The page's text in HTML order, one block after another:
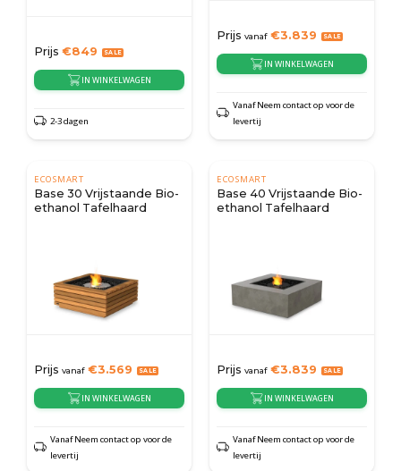
Prijs €849
IN WINKELWAGEN
2-3 dagen
Prijs vanaf€3.839
IN WINKELWAGEN
Vanaf Neem contact op voor de
levertij
ECOSMART
Base 30 Vrijstaande Bio-
ethanol Tafelhaard
Prijs vanaf€3.569
IN WINKELWAGEN
Vanaf Neem contact op voor de
levertij
ECOSMART
Base 40 Vrijstaande Bio-
ethanol Tafelhaard
Prijs vanaf€3.839
IN WINKELWAGEN
Vanaf Neem contact op voor de
levertij